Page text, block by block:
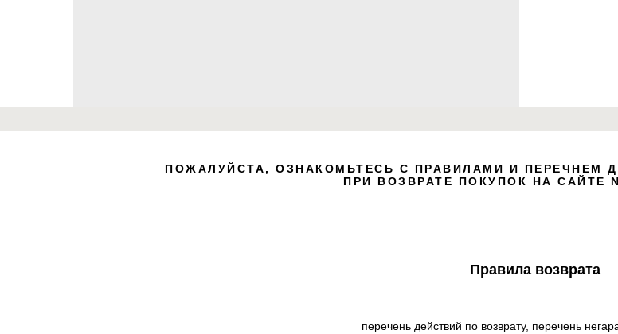
Zero Block
ПОЖАЛУЙСТА, ОЗНАКОМЬТЕСЬ С ПРАВИЛАМИ И ПЕРЕЧНЕМ
ПРИ ВОЗВРАТЕ ПОКУПОК НА САЙТЕ
Правила возврата
перечень действий по возврату, перечень